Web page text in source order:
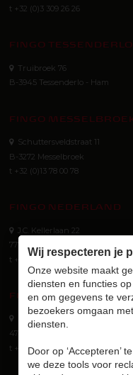
t +32 (0)3 309 26 26
FINGO TESSENDERLO
Truibroek 76
B-3945 Tessenderlo - Ham
FINGO
Schuttersveldstraat 11
B-3272 Messelbroek
t +32 (0)13 78 00 78
FINGO NEDERLAND
J.C. Kellerlaan 22
7772 SG Hardenberg (NL)
t +31 (0) 523 745 621
FINGO GMBH
Eurotec-Ring 40
47445 Moers (D)
t +49 (0) 2841 8890310
Wij respecteren je
Onze website maakt
diensten en functies
en om gegevens te
bezoekers omgaan
diensten.
Door op ‘Accepteren’
we deze tools voor